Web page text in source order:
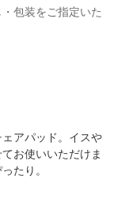
包装をご指定いた
アパッド。イスや
お使いいただけま
たり。